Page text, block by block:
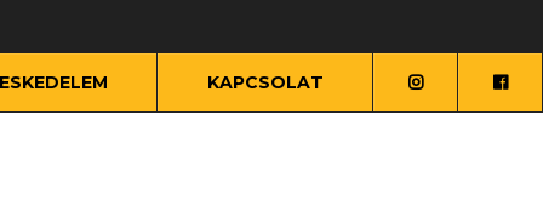
KAPCSOLAT